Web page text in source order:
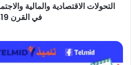
القرن
التحولات الاقتصادية والمالية
في القرن 19م
العقيدة
الصحيحة